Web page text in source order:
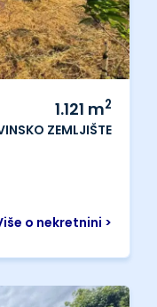
1.121 m2
ZEMLJIŠTE
o nekretnini >